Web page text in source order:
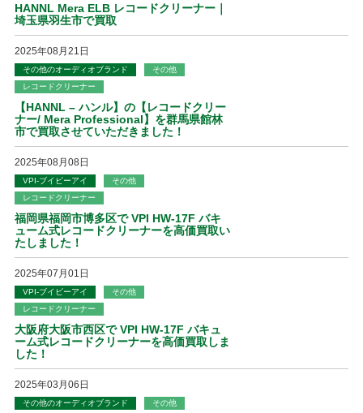
HANNL Mera ELB レコードクリーナー｜
埼玉県羽生市で買取
2025年08月21日
その他のオーディオブランド
その他
レコードクリーナー
【HANNL – ハンル】の【レコードクリー
ナー/ Mera Professional】を群馬県館林
市で買取させていただきました！
2025年08月08日
VPI-ブイビーアイ
その他
レコードクリーナー
福岡県福岡市博多区で VPI HW-17F バキ
ューム式レコードクリーナーを高価買取い
たしました！
2025年07月01日
VPI-ブイビーアイ
その他
レコードクリーナー
大阪府大阪市西区で VPI HW-17F バキュ
ーム式レコードクリーナーを高価買取しま
した！
2025年03月06日
その他のオーディオブランド
その他